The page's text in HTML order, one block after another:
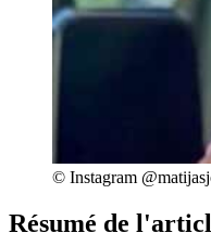
© Instagram
Résumé de